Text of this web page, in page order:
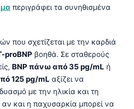
περιγράφει τα συνηθισμένα
που σχετίζεται με την καρδιά
proBNP βοηθά. Σε σταθερούς
BNP πάνω από 35 pg/mL ή
125 pg/mL αξίζει να
με την ηλικία και τη
αν και η παχυσαρκία μπορεί να